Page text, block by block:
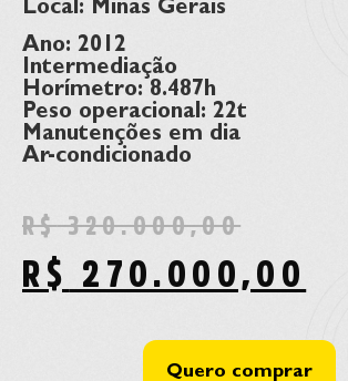
Local: Minas Gerais
Ano: 2012
Intermediação
Horímetro: 8.487h
Peso operacional: 22t
Manutenções em dia
Ar-condicionado
R$320.000,00
R$ 270.000,00
Quero comprar